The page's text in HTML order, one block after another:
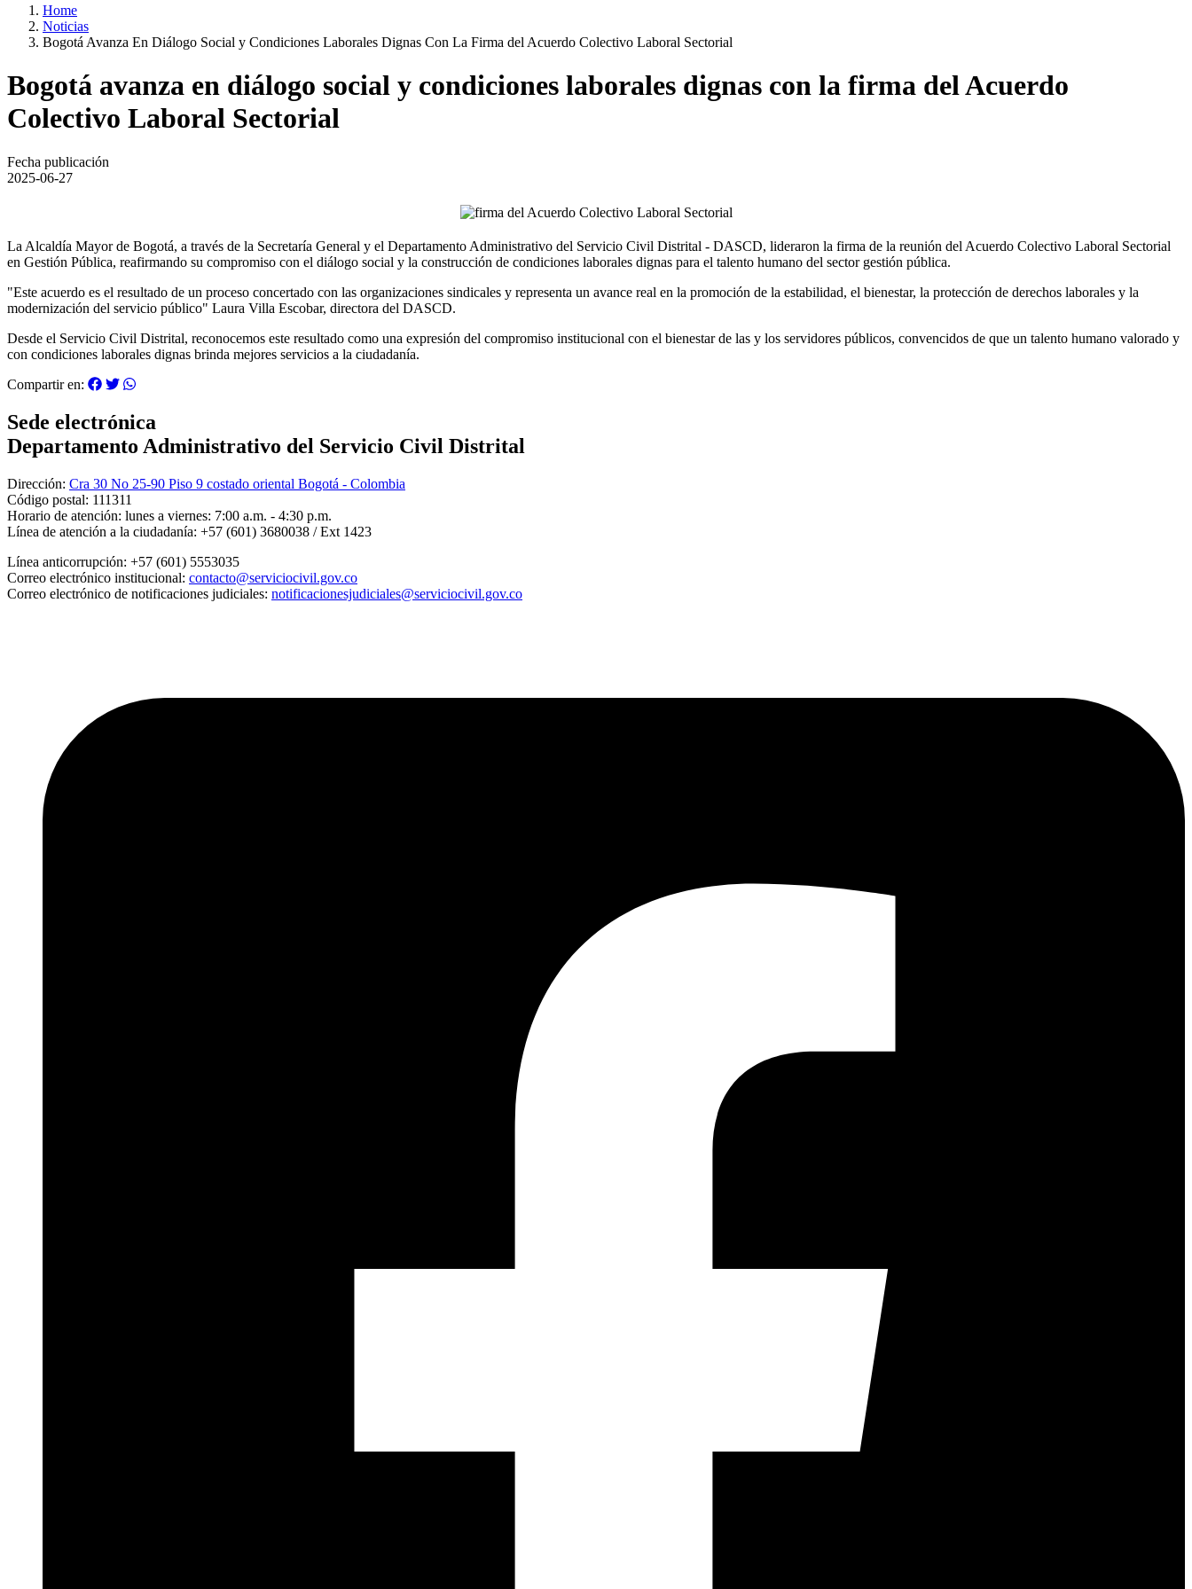
Home
Noticias
Bogotá Avanza En Diálogo Social y Condiciones Laborales Dignas Con La Firma del Acuerdo Colectivo Laboral Sectorial
Bogotá avanza en diálogo social y condiciones laborales dignas con la firma del Acuerdo
Colectivo Laboral Sectorial
Fecha publicación
2025-06-27
La Alcaldía Mayor de Bogotá, a través de la Secretaría General y el Departamento Administrativo del Servicio Civil Distrital - DASCD, lideraron la firma de la reunión del Acuerdo Colectivo Laboral Sectorial
en Gestión Pública, reafirmando su compromiso con el diálogo social y la construcción de condiciones laborales dignas para el talento humano del sector gestión pública.
"Este acuerdo es el resultado de un proceso concertado con las organizaciones sindicales y representa un avance real en la promoción de la estabilidad, el bienestar, la protección de derechos laborales y la
modernización del servicio público" Laura Villa Escobar, directora del DASCD.
Desde el Servicio Civil Distrital, reconocemos este resultado como una expresión del compromiso institucional con el bienestar de las y los servidores públicos, convencidos de que un talento humano valorado y
con condiciones laborales dignas brinda mejores servicios a la ciudadanía.
Compartir en:
Sede electrónica
Departamento Administrativo del Servicio Civil Distrital
Dirección: Cra 30 No 25-90 Piso 9 costado oriental Bogotá - Colombia
Código postal: 111311
Horario de atención: lunes a viernes: 7:00 a.m. - 4:30 p.m.
Línea de atención a la ciudadanía: +57 (601) 3680038 / Ext 1423
Línea anticorrupción: +57 (601) 5553035
Correo electrónico institucional: contacto@serviciocivil.gov.co
Correo electrónico de notificaciones judiciales: notificacionesjudiciales@serviciocivil.gov.co